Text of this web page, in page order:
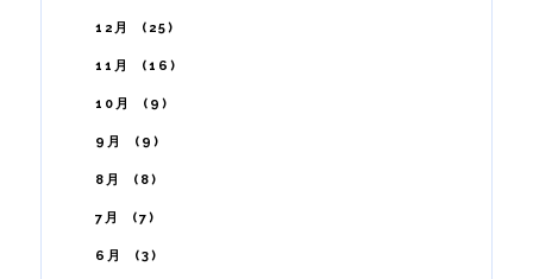
12月 25
11月 16
10月 9
9月 9
8月 8
7月 7
6月 3